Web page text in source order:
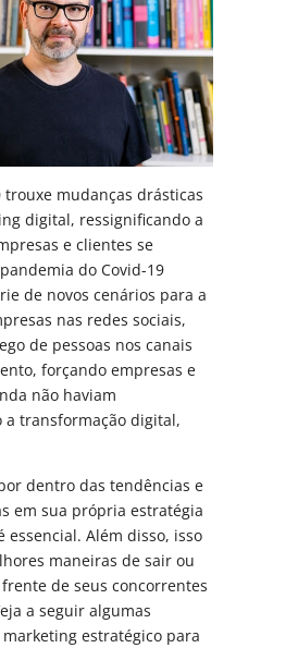
trouxe mudanças drásticas
digital, ressignificando a
e clientes se
do Covid-19
de novos cenários para a
nas redes sociais,
de pessoas nos canais
forçando empresas e
não haviam
a transformação digital,
dentro das tendências e
em sua própria estratégia
essencial. Além disso, isso
maneiras de sair ou
de seus concorrentes
a seguir algumas
estratégico para